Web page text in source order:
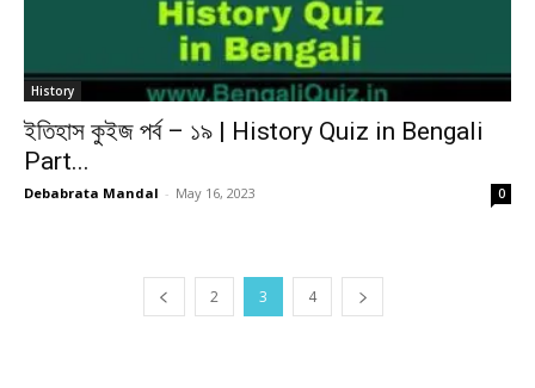
History
ইতিহাস কুইজ পর্ব – ১৯ | History Quiz in Bengali
Part...
Debabrata Mandal - May 16, 2023 0
2 3 4